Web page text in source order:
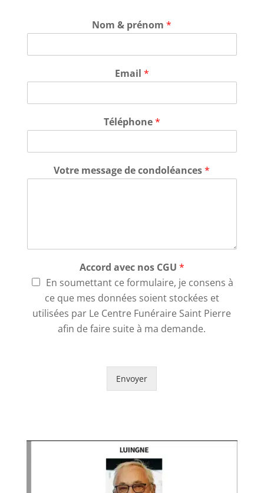
Nom & prénom*
Email *
Téléphone*
Votre message de condoléances*
Accord avec nos CGU *
En soumettant ce formulaire, je consens à
ce que mes données soient stockées et
utilisées par Le Centre Funéraire Saint Pierre
afin de faire suite à ma demande.
Envoyer